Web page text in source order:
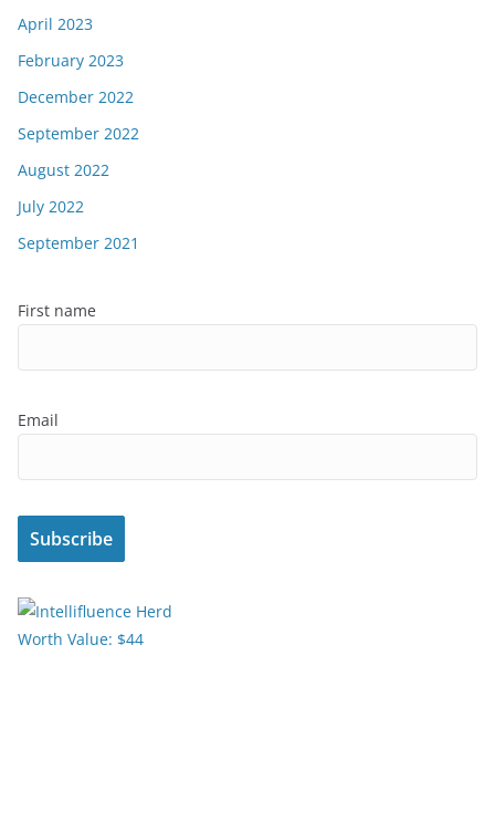
April 2023
February 2023
December 2022
September 2022
August 2022
July 2022
September 2021
First name
Email